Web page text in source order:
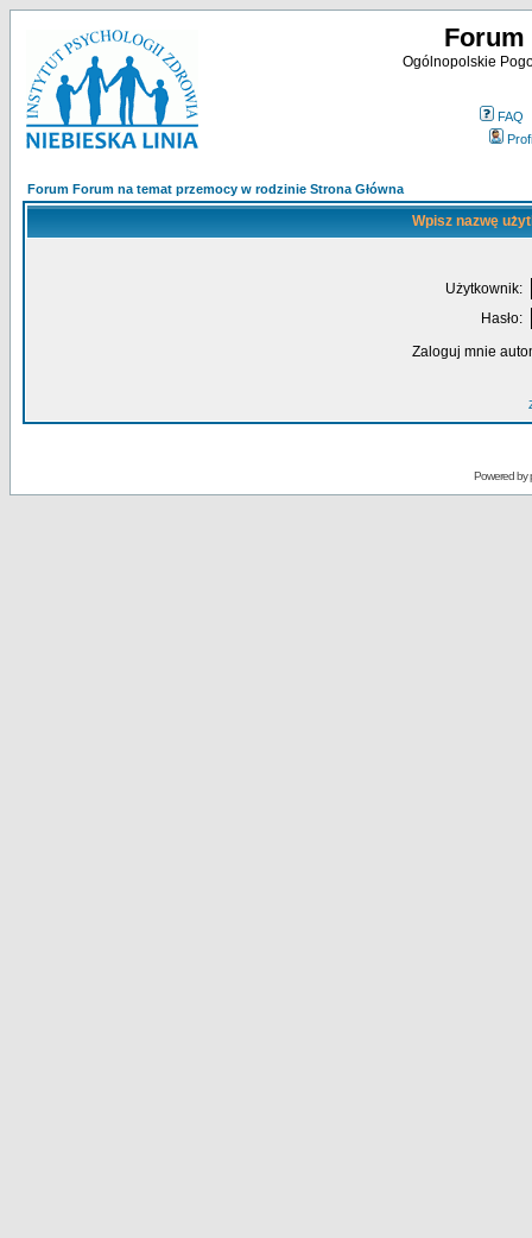
Forum
Ogólnopolskie
FAQ
Forum Forum na temat przemocy w rodzinie Strona Główna
Wpisz nazwę
Użytkownik:
Hasło:
Zaloguj mnie
Powered by